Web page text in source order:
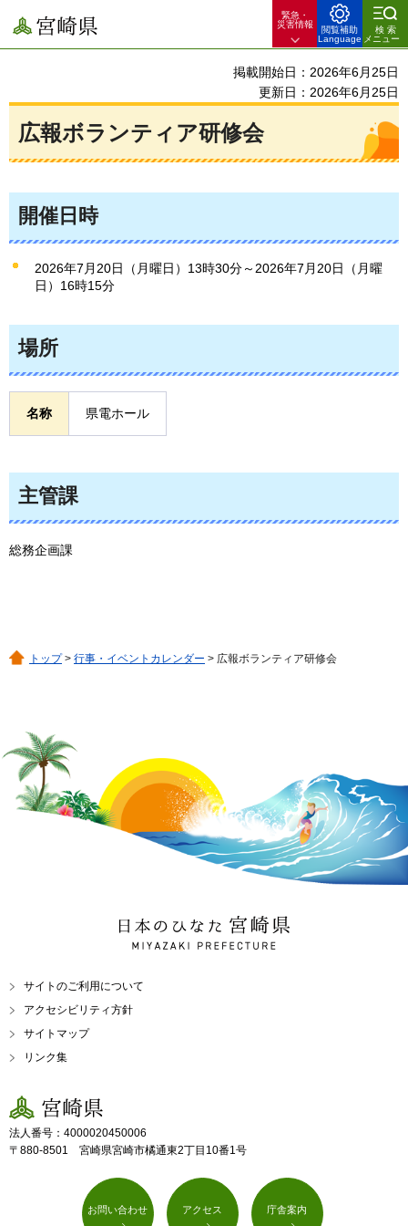
宮崎県
緊急・
災害情報
閲覧補助
Language
検索
メニュー
掲載開始日：2026年6月25日
更新日：2026年6月25日
広報ボランティア研修会
開催日時
2026年7月20日（月曜日）13時30分～2026年7月20日（月曜
日）16時15分
場所
名称 県電ホール
主管課
総務企画課
トップ> 行事・イベントカレンダー > 広報ボランティア研修会
日本のひなた 宮崎県
MIYAZAKI PREFECTURE
サイトのご利用について
アクセシビリティ方針
サイトマップ
リンク集
宮崎県
法人番号：4000020450006
〒880-8501 宮崎県宮崎市橘通東2丁目10番1号
お問い合わせ アクセス 庁舎案内